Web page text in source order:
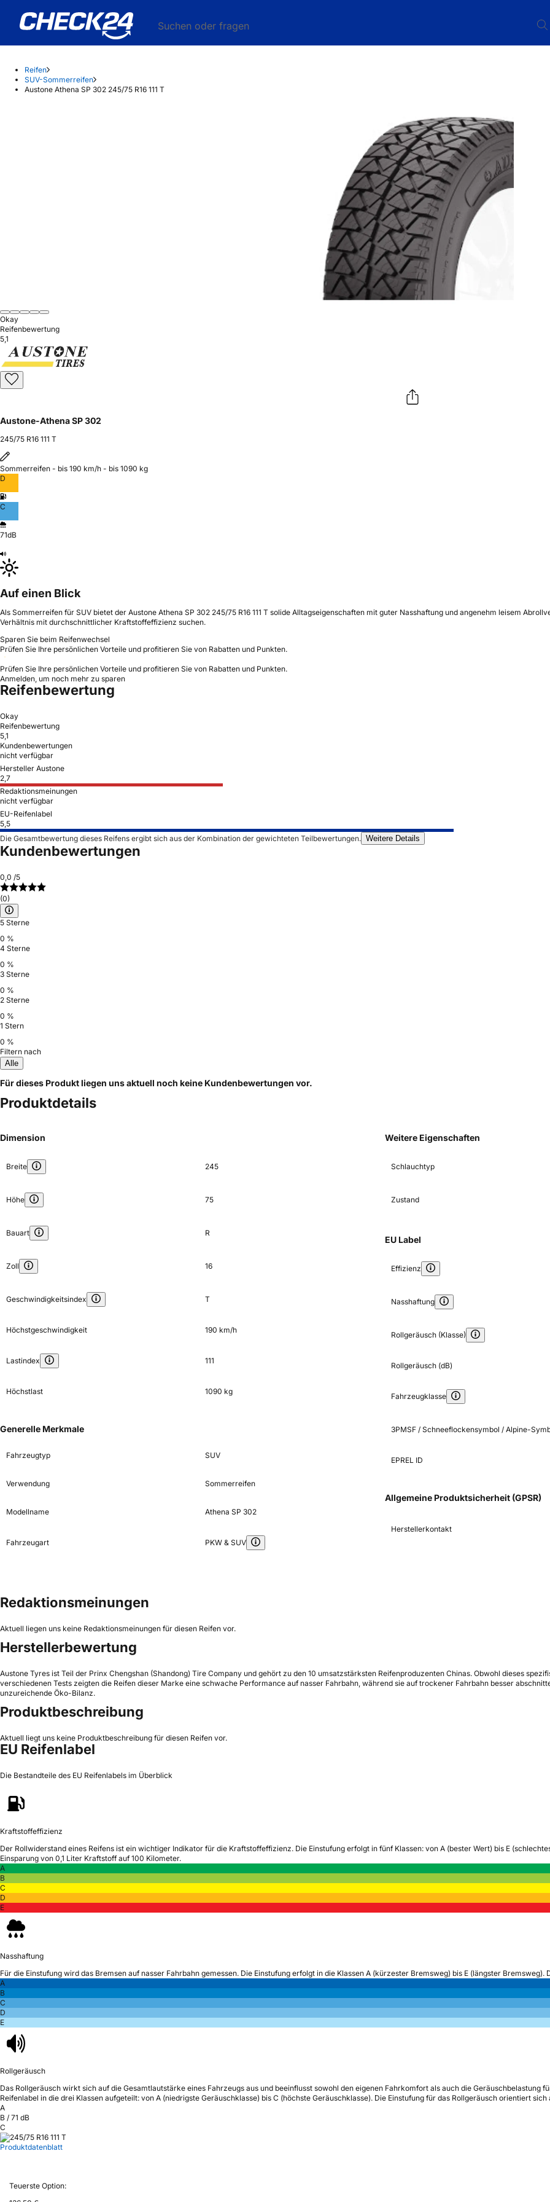
Suchen oder fragen
Reifen
SUV-Sommerreifen
Austone Athena SP 302 245/75 R16 111 T
Okay
Reifenbewertung
5,1
Austone-Athena SP 302
245/75 R16 111 T
Sommerreifen - bis 190 km/h - bis 1090 kg
D
C
71dB
Auf einen Blick
Als Sommerreifen für SUV bietet der Austone Athena SP 302 245/75 R16 111 T solide Alltagseigenschaften mit guter Nasshaftung und angenehm leisem
Verhältnis mit durchschnittlicher Kraftstoffeffizienz suchen.
Sparen Sie beim Reifenwechsel
Prüfen Sie Ihre persönlichen Vorteile und profitieren Sie von Rabatten und Punkten.
Prüfen Sie Ihre persönlichen Vorteile und profitieren Sie von Rabatten und Punkten.
Anmelden, um noch mehr zu sparen
Reifenbewertung
Okay
Reifenbewertung
5,1
Kundenbewertungen
nicht verfügbar
Hersteller Austone
2,7
Redaktionsmeinungen
nicht verfügbar
EU-Reifenlabel
5,5
Die Gesamtbewertung dieses Reifens ergibt sich aus der Kombination der gewichteten Teilbewertungen. Weitere Details
Kundenbewertungen
0,0 /5
(0)
5 Sterne
0 %
4 Sterne
0 %
3 Sterne
0 %
2 Sterne
0 %
1 Stern
0 %
Filtern nach
Alle
Für dieses Produkt liegen uns aktuell noch keine Kundenbewertungen vor.
Produktdetails
Dimension
Breite 245
Höhe 75
Bauart R
Zoll 16
Geschwindigkeitsindex T
Höchstgeschwindigkeit 190 km/h
Lastindex 111
Höchstlast 1090 kg
Generelle Merkmale
Fahrzeugtyp SUV
Verwendung Sommerreifen
Modellname Athena SP 302
Fahrzeugart PKW & SUV
Weitere Eigenschaften
Schlauchtyp
Zustand
EU Label
Effizienz
Nasshaftung
Rollgeräusch (Klasse)
Rollgeräusch (dB)
Fahrzeugklasse
3PMSF / Schneeflockensymbol / Alpine-
EPREL ID
Allgemeine Produktsicherheit (GPSR)
Herstellerkontakt
Redaktionsmeinungen
Aktuell liegen uns keine Redaktionsmeinungen für diesen Reifen vor.
Herstellerbewertung
Austone Tyres ist Teil der Prinx Chengshan (Shandong) Tire Company und gehört zu den 10 umsatzstärksten Reifenproduzenten Chinas. Obwohl dieses
verschiedenen Tests zeigten die Reifen dieser Marke eine schwache Performance auf nasser Fahrbahn, während sie auf trockener Fahrbahn besser
unzureichende Öko-Bilanz.
Produktbeschreibung
Aktuell liegt uns keine Produktbeschreibung für diesen Reifen vor.
EU Reifenlabel
Die Bestandteile des EU Reifenlabels im Überblick
Kraftstoffeffizienz
Der Rollwiderstand eines Reifens ist ein wichtiger Indikator für die Kraftstoffeffizienz. Die Einstufung erfolgt in fünf Klassen: von A (bester Wert) bis E
Einsparung von 0,1 Liter Kraftstoff auf 100 Kilometer.
A
B
C
D
E
Nasshaftung
Für die Einstufung wird das Bremsen auf nasser Fahrbahn gemessen. Die Einstufung erfolgt in die Klassen A (kürzester Bremsweg) bis E (längster
A
B
C
D
E
Rollgeräusch
Das Rollgeräusch wirkt sich auf die Gesamtlautstärke eines Fahrzeugs aus und beeinflusst sowohl den eigenen Fahrkomfort als auch die Geräuschbelastung
Reifenlabel in die drei Klassen aufgeteilt: von A (niedrigste Geräuschklasse) bis C (höchste Geräuschklasse). Die Einstufung für das Rollgeräusch orientiert sich
A
B / 71 dB
C
Produktdatenblatt
Teuerste Option: